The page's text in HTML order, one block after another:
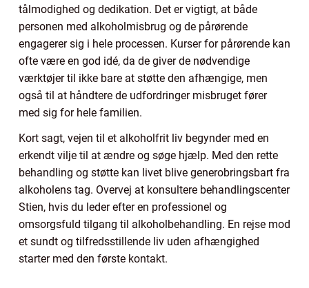
tålmodighed og dedikation. Det er vigtigt, at både
personen med alkoholmisbrug og de pårørende
engagerer sig i hele processen. Kurser for pårørende kan
ofte være en god idé, da de giver de nødvendige
værktøjer til ikke bare at støtte den afhængige, men
også til at håndtere de udfordringer misbruget fører
med sig for hele familien.
Kort sagt, vejen til et alkoholfrit liv begynder med en
erkendt vilje til at ændre og søge hjælp. Med den rette
behandling og støtte kan livet blive generobringsbart fra
alkoholens tag. Overvej at konsultere behandlingscenter
Stien, hvis du leder efter en professionel og
omsorgsfuld tilgang til alkoholbehandling. En rejse mod
et sundt og tilfredsstillende liv uden afhængighed
starter med den første kontakt.